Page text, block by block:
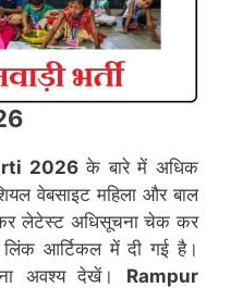
2026के बारे में अधिक
वेबसाइट महिला और बाल
लेटेस्ट अधिसूचना चेक कर
आर्टिकल में दी गई है।
अवश्य देखें। Rampur